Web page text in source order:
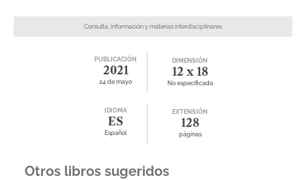
Consulta, información y materias interdisciplinares
PUBLICACIÓN
2021
24 de mayo
DIMENSIÓN
12 x 18
No especificado
IDIOMA
ES
Español
EXTENSIÓN
128
páginas
Otros libros sugeridos